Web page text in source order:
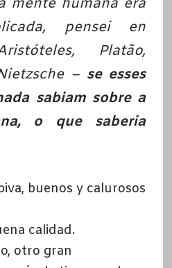
mente humana era
pensei en
Platão,
–se esses
sabiam sobre a
o que saberia
buenos y calurosos
calidad.
otro gran